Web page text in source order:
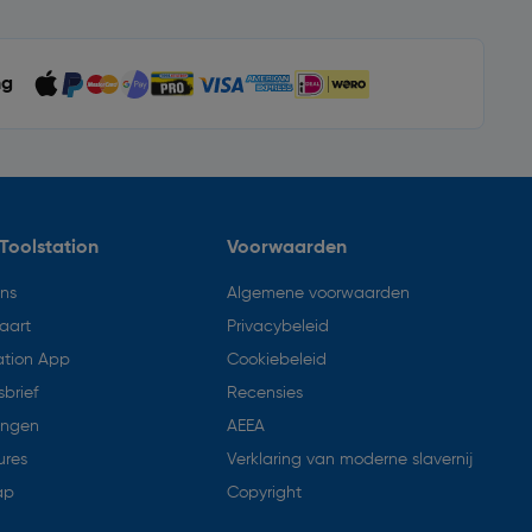
App
Voorwaarden
Algemene voorwaarden
Privacybeleid
Cookiebeleid
Recensies
AEEA
Verklaring van moderne slavernij
Copyright